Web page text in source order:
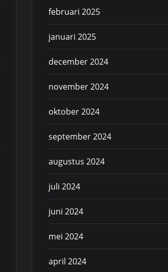
februari 2025
januari 2025
december 2024
november 2024
oktober 2024
september 2024
augustus 2024
juli 2024
juni 2024
mei 2024
april 2024